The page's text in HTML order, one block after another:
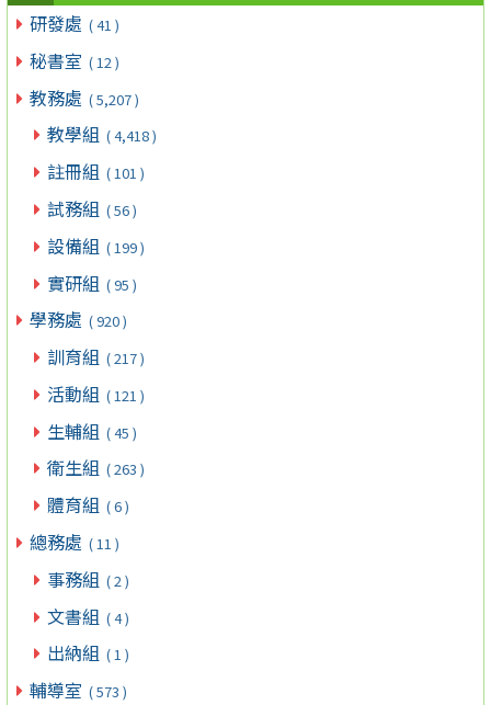
研發處 ( 41 )
秘書室 ( 12 )
教務處 ( 5,207 )
教學組 ( 4,418 )
註冊組 ( 101 )
試務組 ( 56 )
設備組 ( 199 )
實研組 ( 95 )
學務處 ( 920 )
訓育組 ( 217 )
活動組 ( 121 )
生輔組 ( 45 )
衛生組 ( 263 )
體育組 ( 6 )
總務處 ( 11 )
事務組 ( 2 )
文書組 ( 4 )
出納組 ( 1 )
輔導室 ( 573 )